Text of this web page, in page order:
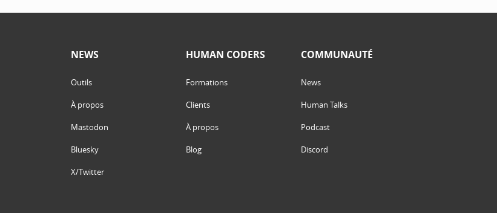
NEWS
Outils
À propos
Mastodon
Bluesky
X/Twitter
HUMAN CODERS
Formations
Clients
À propos
Blog
COMMUNAUTÉ
News
Human Talks
Podcast
Discord